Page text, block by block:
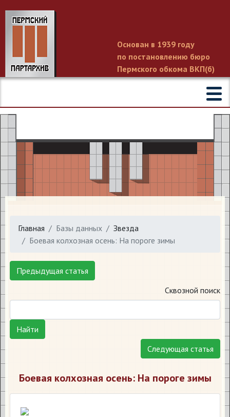
Основан в 1939 году
по постановлению бюро
Пермского обкома ВКП(б)
Главная Базы данных
Звезда
Боевая колхозная осень: На пороге зимы
Предыдущая статья
Сквозной поиск
Найти
Следующая статья
Боевая колхозная осень: На пороге зимы